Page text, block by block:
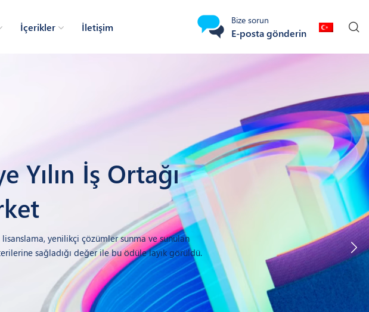
İçerikler İletişim
Bize sorun
E-posta gönderin
Yılın İş Ortağı
yenilikçi çözümler sunma ve sunulan
sağladığı değer ile bu ödüle layık görüldü.